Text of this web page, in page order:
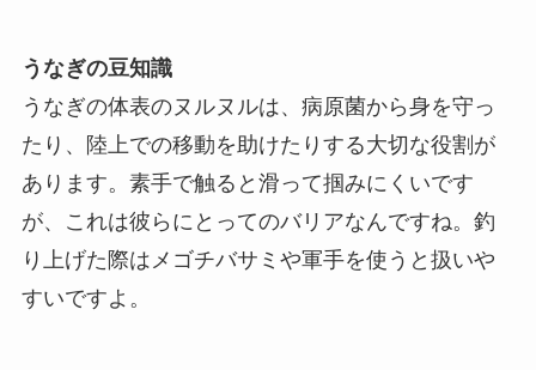
うなぎの豆知識
うなぎの体表のヌルヌルは、病原菌から身を守っ
たり、陸上での移動を助けたりする大切な役割が
あります。素手で触ると滑って掴みにくいです
が、これは彼らにとってのバリアなんですね。釣
り上げた際はメゴチバサミや軍手を使うと扱いや
すいですよ。